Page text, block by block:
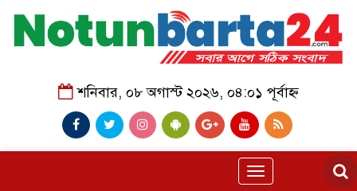
শনিবার, ০৮ অগাস্ট ২০২৬, ০৪:০১ পূর্বাহ্ন
Toggle